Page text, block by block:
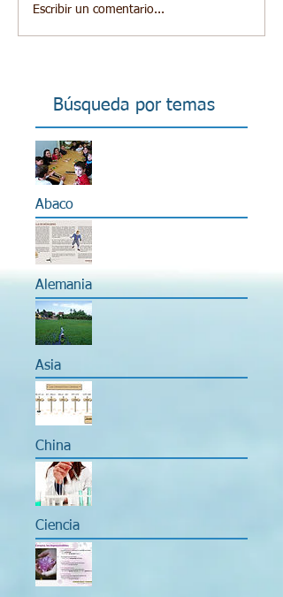
Escribir un comentario...
Búsqueda por temas
Abaco
Alemania
Asia
China
Ciencia